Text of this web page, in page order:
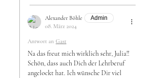
Alexander Böhle
Admin
08. März 2024
Antwort an Gast
Na das freut mich wirklich sehr, Julia!!
Schön, dass auch Dich der Lehrberuf
angelockt hat. Ich wünsche Dir viel